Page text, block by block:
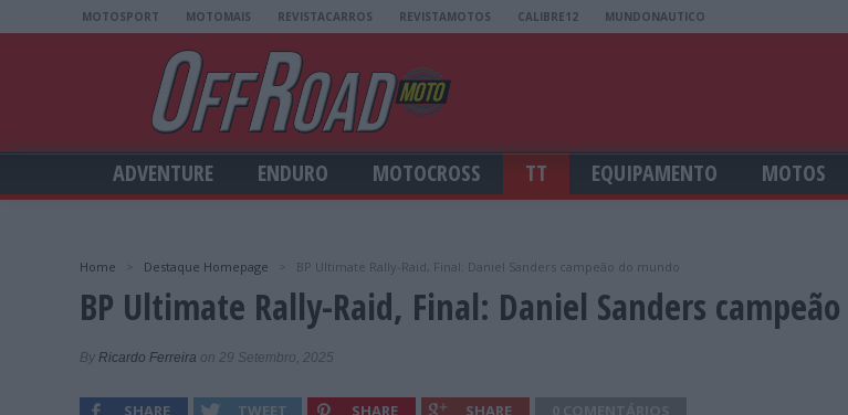
MOTOSPORT MOTOMAIS REVISTACARROS REVISTAMOTOS CALIBRE12 MUNDONAUTICO
ADVENTURE ENDURO MOTOCROSS TT EQUIPAMENTO MOTOS
Home Destaque Homepage BP Ultimate Rally-Raid, Final: Daniel Sanders campeão do mundo
BP Ultimate Rally-Raid, Final: Daniel Sanders
By Ricardo Ferreira on 29 Setembro, 2025
SHARE TWEET SHARE SHARE